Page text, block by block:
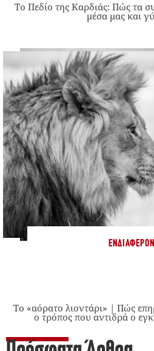
Το Πεδίο της Καρδιάς: Πώς τα
μέσα μας και
Το «αόρατο λιοντάρι» | Πώς
ο τρόπος που αντιδρά ο